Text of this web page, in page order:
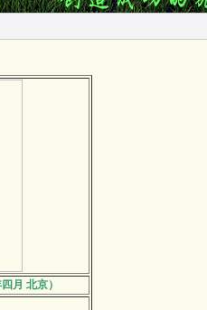
月 北京）